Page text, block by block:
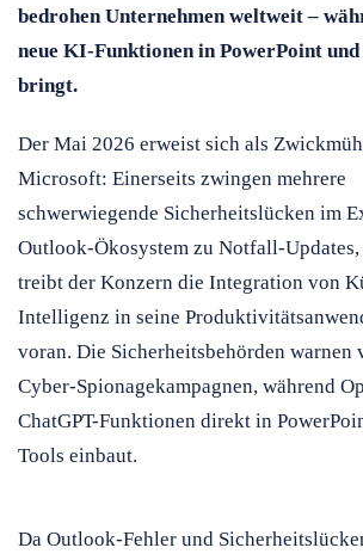
bedrohen Unternehmen weltweit –
neue KI-Funktionen in PowerPoint
bringt.
Der Mai 2026 erweist sich als
Microsoft: Einerseits zwingen mehrere
schwerwiegende Sicherheitslücken im
Outlook-Ökosystem zu Notfall-Updates,
treibt der Konzern die Integration von
Intelligenz in seine
voran. Die Sicherheitsbehörden warnen
Cyber-Spionagekampagnen, während
ChatGPT-Funktionen direkt in
Tools einbaut.
Da Outlook-Fehler und